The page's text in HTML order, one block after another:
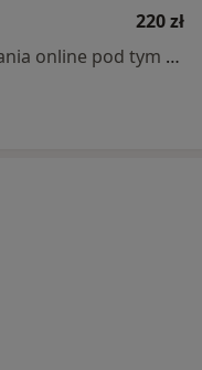
220 zł
Specjalista nie oferuje umawiania online pod tym adresem.